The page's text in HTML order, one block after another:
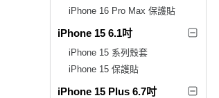
iPhone 16 Pro Max 保護貼
iPhone 15 6.1吋
iPhone 15 系列殼套
iPhone 15 保護貼
iPhone 15 Plus 6.7吋